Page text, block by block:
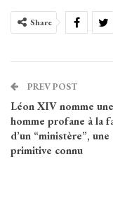
Share
PREV POST
Léon XIV nomme une
homme profane à la
d’un “ministère”, une
primitive connu